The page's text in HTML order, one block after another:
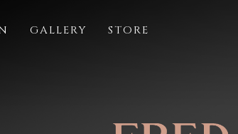
GALLERY STORE